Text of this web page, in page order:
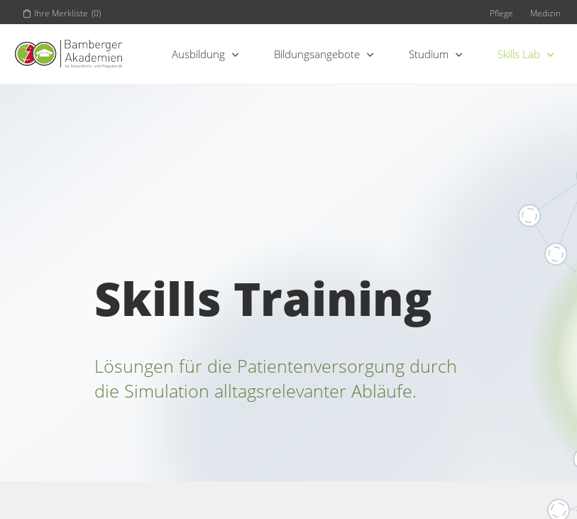
Ihre Merkliste (0) Pflege Medizin
Ausbildung Bildungsangebote Studium Skills Lab
Skills Training
Lösungen für die Patientenversorgung durch
die Simulation alltagsrelevanter Abläufe.